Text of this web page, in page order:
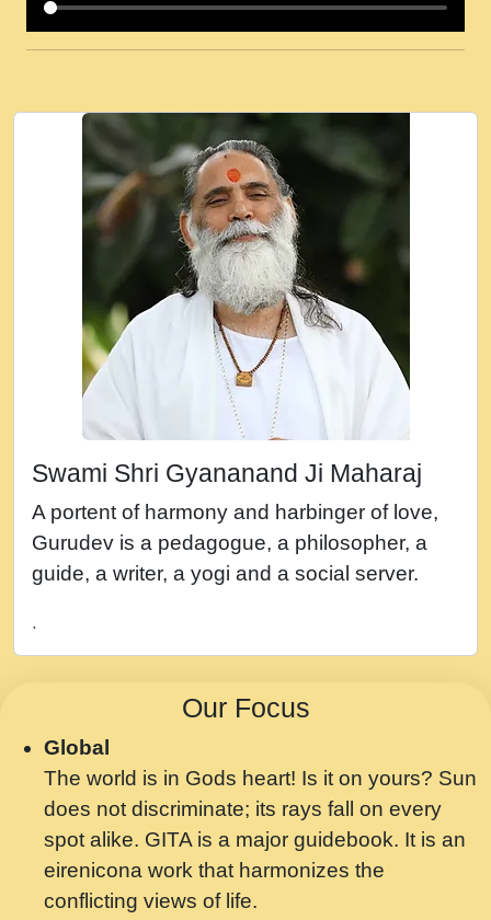
कई पकड क मर हथ र मह वदवन पहच दय! मह जन
Ki - Krishna Bhajan - New Bhajan 2020
#Ishwar Bhakti.mp3
जब से गीता ज्ञान पाया मैं बड़ी मस्ती में हूँ । 2018 -
Rishikesh - Ratan Ji Rasik.mp3
तन हल दल द सनव मड उतत सर रख क, नल रव त
गल लग जव त सर उतत हथ रख द!.mp3
तू कर प्रीतम से प्रीत, यूहीं दिन बीतते जाते हैं ।
2018 - Rishikesh - Swami Gyananand Ji
Maharaj.mp3
न म गवद गपल गद फर, पयर महन न रझद फर! shri
नह भरस रह लडडल... अपन खट करम क !!!! मह दद
सहर चरण क .....mp3
बगड नसब कसन सवर तर बगर Shri ravinandan
shastri ji maharaj.mp3
Chahe Ram Ho Chahe Shyam Ho.mp3
मझ अपन जवन बनन न आय, रठ हर क मनन न आय
Shri ravinandan shastri ji maharaj.mp3
मन अशांत मंत्र जाप - गीता प्रेरणा -Swami
Gyananand Ji Maharaj.mp3
मन बध लय परम वल कगन Special Shyam
Swami Shri Gyananand Ji Maharaj
A portent of harmony and harbinger of love,
Gurudev is a pedagogue, a philosopher, a
guide, a writer, a yogi and a social server.
.
Our Focus
Global
The world is in Gods heart! Is it on yours? Sun
does not discriminate; its rays fall on every
spot alike. GITA is a major guidebook. It is an
eirenicona work that harmonizes the
conflicting views of life.